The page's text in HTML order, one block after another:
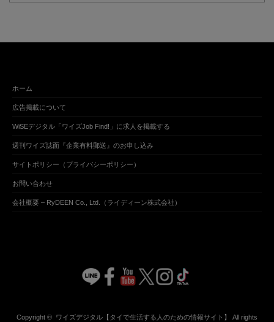
ホーム
広告掲載について
WiSEデジタル「ワイズJob Find!」に求人を掲載する
週刊ワイズ誌面『企業有料郵送』のお申し込み
サイトポリシー（プライバシーポリシー）
お問い合わせ
会社概要 – RyDEEN Co., Ltd.（ライディーン株式会社）
Copyright © ワイズデジタル【タイで生活する人のための情報サイト】 All rights